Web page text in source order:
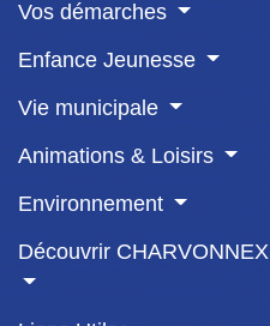
Vos démarches
Enfance Jeunesse
Vie municipale
Animations & Loisirs
Environnement
Découvrir CHARVONNEX